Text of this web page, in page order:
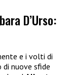
D’Urso:
e i volti di
nuove sfide